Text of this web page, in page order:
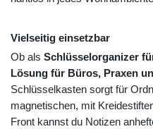
Vielseitig einsetzbar
Ob als Schlüsselorganizer
Lösung für Büros, Praxen
Schlüsselkasten sorgt für
magnetischen, mit
Front kannst du Notizen